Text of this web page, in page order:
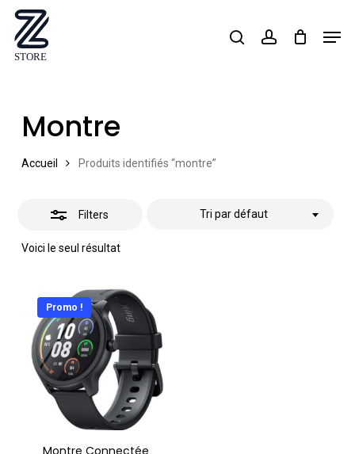
Skip
main
searchaccount
Montre
Accueil Produits identifiés “montre”
Filters
Voici le seul résultat
Tri par défaut
Close
Promo !